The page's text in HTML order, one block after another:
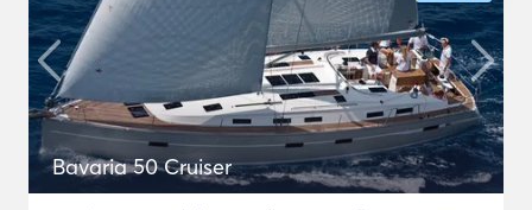
Bavaria 50 Cruiser